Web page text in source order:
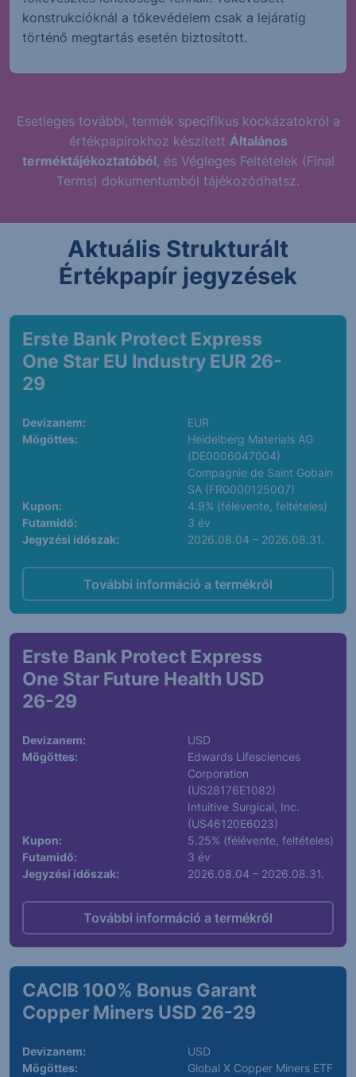
konstrukcióknál a tőkevédelem csak a lejáratig
történő megtartás esetén biztosított.
Esetleges további, termék specifikus kockázatokról a
értékpapírokhoz készített Általános
terméktájékoztatóból, és Végleges Feltételek (Final
Terms) dokumentumból tájékozódhatsz.
Aktuális Strukturált
Értékpapír jegyzések
Erste Bank Protect Express
One Star EU Industry EUR 26-
29
Devizanem:
EUR
Mögöttes:
Heidelberg Materials AG
(DE0006047004)
Compagnie de Saint Gobain
SA (FR0000125007)
Kupon:
4.9% (félévente, feltételes)
Futamidő:
3 év
Jegyzési időszak:
2026.08.04 – 2026.08.31.
További információ a termékről
Erste Bank Protect Express
One Star Future Health USD
26-29
Devizanem:
USD
Mögöttes:
Edwards Lifesciences
Corporation
(US28176E1082)
Intuitive Surgical, Inc.
(US46120E6023)
Kupon:
5.25% (félévente, feltételes)
Futamidő:
3 év
Jegyzési időszak:
2026.08.04 – 2026.08.31.
További információ a termékről
CACIB 100% Bonus Garant
Copper Miners USD 26-29
Devizanem:
USD
Mögöttes:
Global X Copper Miners ETF